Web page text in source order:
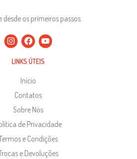
desde os primeiros passos
LINKS ÚTEIS
Início
Contatos
Sobre Nós
de Privacidade
e Condições
e Devoluções